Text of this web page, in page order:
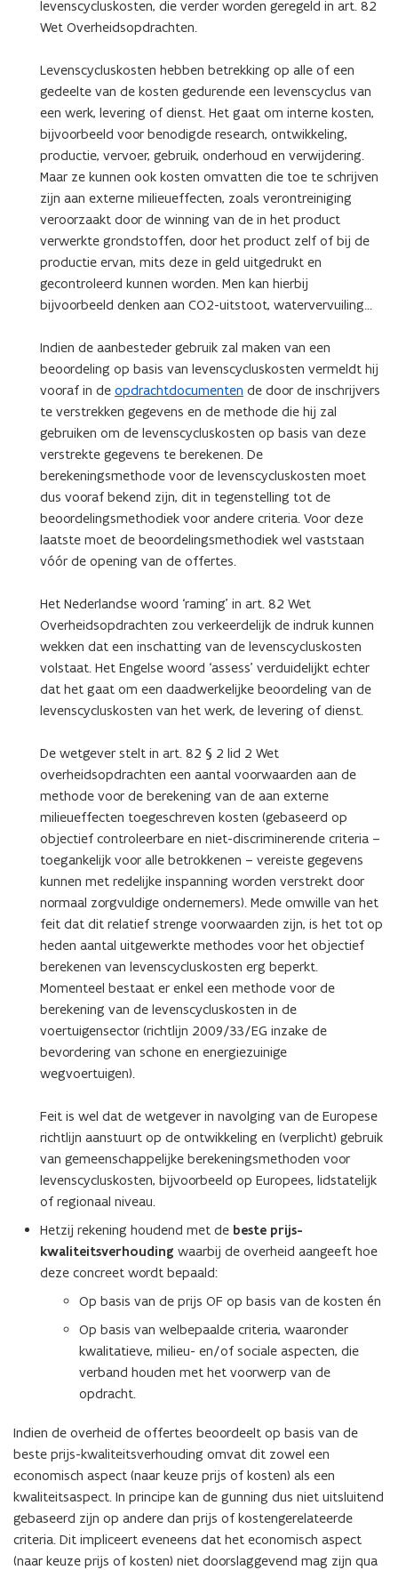
levenscycluskosten, die verder worden geregeld in art. 82
Wet Overheidsopdrachten.
Levenscycluskosten hebben betrekking op alle of een
gedeelte van de kosten gedurende een levenscyclus van
een werk, levering of dienst. Het gaat om interne kosten,
bijvoorbeeld voor benodigde research, ontwikkeling,
productie, vervoer, gebruik, onderhoud en verwijdering.
Maar ze kunnen ook kosten omvatten die toe te schrijven
zijn aan externe milieueffecten, zoals verontreiniging
veroorzaakt door de winning van de in het product
verwerkte grondstoffen, door het product zelf of bij de
productie ervan, mits deze in geld uitgedrukt en
gecontroleerd kunnen worden. Men kan hierbij
bijvoorbeeld denken aan CO2-uitstoot, watervervuiling…
Indien de aanbesteder gebruik zal maken van een
beoordeling op basis van levenscycluskosten vermeldt hij
vooraf in de opdrachtdocumenten de door de inschrijvers
te verstrekken gegevens en de methode die hij zal
gebruiken om de levenscycluskosten op basis van deze
verstrekte gegevens te berekenen. De
berekeningsmethode voor de levenscycluskosten moet
dus vooraf bekend zijn, dit in tegenstelling tot de
beoordelingsmethodiek voor andere criteria. Voor deze
laatste moet de beoordelingsmethodiek wel vaststaan
vóór de opening van de offertes.
Het Nederlandse woord ‘raming’ in art. 82 Wet
Overheidsopdrachten zou verkeerdelijk de indruk kunnen
wekken dat een inschatting van de levenscycluskosten
volstaat. Het Engelse woord ‘assess’ verduidelijkt echter
dat het gaat om een daadwerkelijke beoordeling van de
levenscycluskosten van het werk, de levering of dienst.
De wetgever stelt in art. 82 § 2 lid 2 Wet
overheidsopdrachten een aantal voorwaarden aan de
methode voor de berekening van de aan externe
milieueffecten toegeschreven kosten (gebaseerd op
objectief controleerbare en niet-discriminerende criteria –
toegankelijk voor alle betrokkenen – vereiste gegevens
kunnen met redelijke inspanning worden verstrekt door
normaal zorgvuldige ondernemers). Mede omwille van het
feit dat dit relatief strenge voorwaarden zijn, is het tot op
heden aantal uitgewerkte methodes voor het objectief
berekenen van levenscycluskosten erg beperkt.
Momenteel bestaat er enkel een methode voor de
berekening van de levenscycluskosten in de
voertuigensector (richtlijn 2009/33/EG inzake de
bevordering van schone en energiezuinige
wegvoertuigen).
Feit is wel dat de wetgever in navolging van de Europese
richtlijn aanstuurt op de ontwikkeling en (verplicht) gebruik
van gemeenschappelijke berekeningsmethoden voor
levenscycluskosten, bijvoorbeeld op Europees, lidstatelijk
of regionaal niveau.
Hetzij rekening houdend met de beste prijs-
kwaliteitsverhouding waarbij de overheid aangeeft hoe
deze concreet wordt bepaald:
Op basis van de prijs OF op basis van de kosten én
Op basis van welbepaalde criteria, waaronder
kwalitatieve, milieu- en/of sociale aspecten, die
verband houden met het voorwerp van de
opdracht.
Indien de overheid de offertes beoordeelt op basis van de
beste prijs-kwaliteitsverhouding omvat dit zowel een
economisch aspect (naar keuze prijs of kosten) als een
kwaliteitsaspect. In principe kan de gunning dus niet uitsluitend
gebaseerd zijn op andere dan prijs of kostengerelateerde
criteria. Dit impliceert eveneens dat het economisch aspect
(naar keuze prijs of kosten) niet doorslaggevend mag zijn qua